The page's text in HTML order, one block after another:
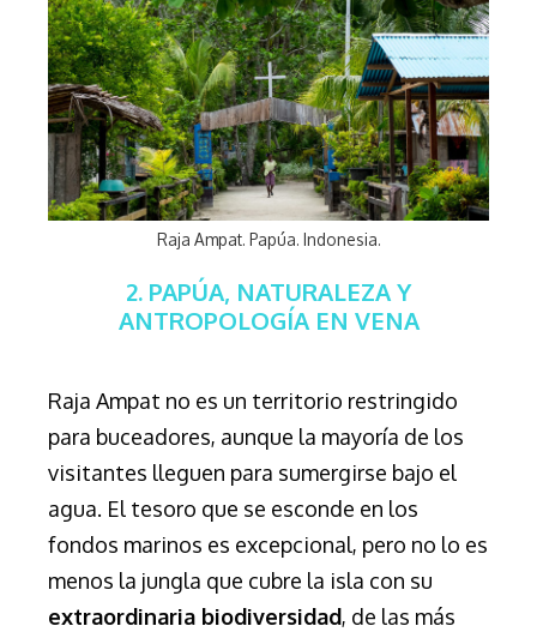
Raja Ampat. Papúa. Indonesia.
2. PAPÚA, NATURALEZA Y
ANTROPOLOGÍA EN VENA
Raja Ampat no es un territorio restringido
para buceadores, aunque la mayoría de los
visitantes lleguen para sumergirse bajo el
agua. El tesoro que se esconde en los
fondos marinos es excepcional, pero no lo es
menos la jungla que cubre la isla con su
extraordinaria biodiversidad, de las más